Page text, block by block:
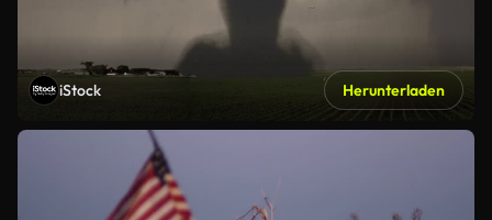
iStock Herunterladen